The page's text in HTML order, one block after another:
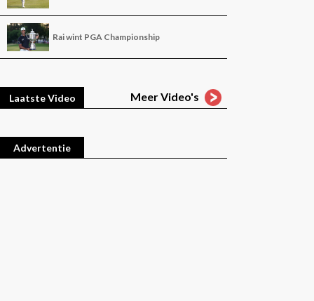
Rai wint PGA Championship
Laatste Video Meer Video's
Advertentie